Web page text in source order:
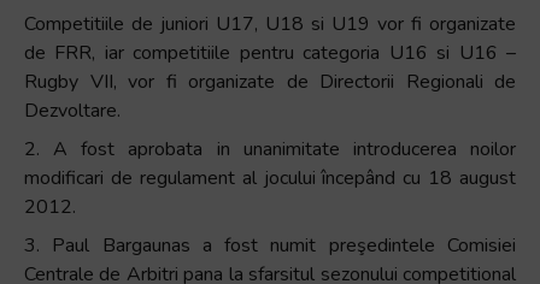
Competitiile de juniori U17, U18 si U19 vor fi organizate
de FRR, iar competitiile pentru categoria U16 si U16 –
Rugby VII, vor fi organizate de Directorii Regionali de
Dezvoltare.
2. A fost aprobata in unanimitate introducerea noilor
modificari de regulament al jocului începând cu 18 august
2012.
3. Paul Bargaunas a fost numit preşedintele Comisiei
Centrale de Arbitri pana la sfarsitul sezonului competitional